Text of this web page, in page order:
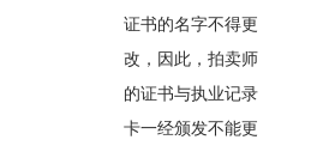
证书的名字不得更
改，因此，拍卖师
的证书与执业记录
卡一经颁发不能更